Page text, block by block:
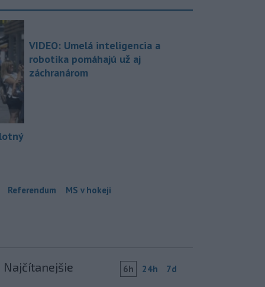
VIDEO: Umelá inteligencia a
robotika pomáhajú už aj
záchranárom
Referendum MS v hokeji
Najčítanejšie 6h 24h 7d